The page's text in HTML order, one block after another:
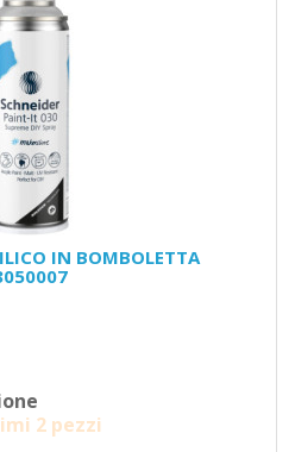
IN BOMBOLETTA
2 pezzi